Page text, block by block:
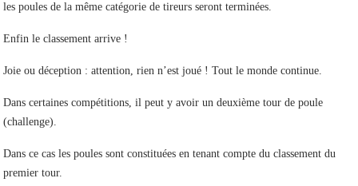
les poules de la même catégorie de tireurs seront terminées.
Enfin le classement arrive !
Joie ou déception : attention, rien n’est joué ! Tout le monde continue.
Dans certaines compétitions, il peut y avoir un deuxième tour de poule
(challenge).
Dans ce cas les poules sont constituées en tenant compte du classement du
premier tour.